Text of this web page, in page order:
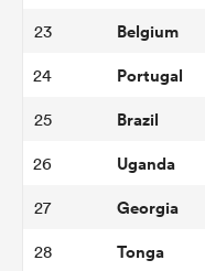
23 Belgium
24 Portugal
25 Brazil
26 Uganda
27 Georgia
28 Tonga